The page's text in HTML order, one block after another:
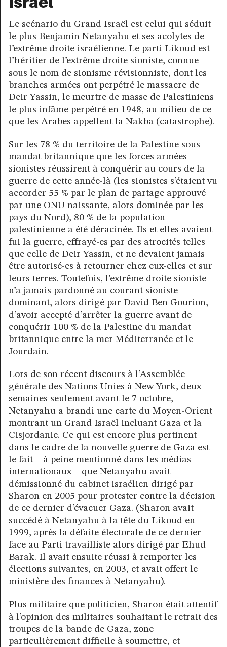
Le scénario du Grand Israël est celui qui séduit
le plus Benjamin Netanyahu et ses acolytes de
l’extrême droite israélienne. Le parti Likoud est
l’héritier de l’extrême droite sioniste, connue
sous le nom de sionisme révisionniste, dont les
branches armées ont perpétré le massacre de
Deir Yassin, le meurtre de masse de Palestiniens
le plus infâme perpétré en 1948, au milieu de ce
que les Arabes appellent la Nakba (catastrophe).
Sur les 78 % du territoire de la Palestine sous
mandat britannique que les forces armées
sionistes réussirent à conquérir au cours de la
guerre de cette année-là (les sionistes s’étaient vu
accorder 55 % par le plan de partage approuvé
par une ONU naissante, alors dominée par les
pays du Nord), 80 % de la population
palestinienne a été déracinée. Ils et elles avaient
fui la guerre, effrayé-es par des atrocités telles
que celle de Deir Yassin, et ne devaient jamais
être autorisé-es à retourner chez eux-elles et sur
leurs terres. Toutefois, l’extrême droite sioniste
n’a jamais pardonné au courant sioniste
dominant, alors dirigé par David Ben Gourion,
d’avoir accepté d’arrêter la guerre avant de
conquérir 100 % de la Palestine du mandat
britannique entre la mer Méditerranée et le
Jourdain.
Lors de son récent discours à l’Assemblée
générale des Nations Unies à New York, deux
semaines seulement avant le 7 octobre,
Netanyahu a brandi une carte du Moyen-Orient
montrant un Grand Israël incluant Gaza et la
Cisjordanie. Ce qui est encore plus pertinent
dans le cadre de la nouvelle guerre de Gaza est
le fait – à peine mentionné dans les médias
internationaux – que Netanyahu avait
démissionné du cabinet israélien dirigé par
Sharon en 2005 pour protester contre la décision
de ce dernier d’évacuer Gaza. (Sharon avait
succédé à Netanyahu à la tête du Likoud en
1999, après la défaite électorale de ce dernier
face au Parti travailliste alors dirigé par Ehud
Barak. Il avait ensuite réussi à remporter les
élections suivantes, en 2003, et avait offert le
ministère des finances à Netanyahu).
Plus militaire que politicien, Sharon était attentif
à l’opinion des militaires souhaitant le retrait des
troupes de la bande de Gaza, zone
particulièrement difficile à soumettre, et